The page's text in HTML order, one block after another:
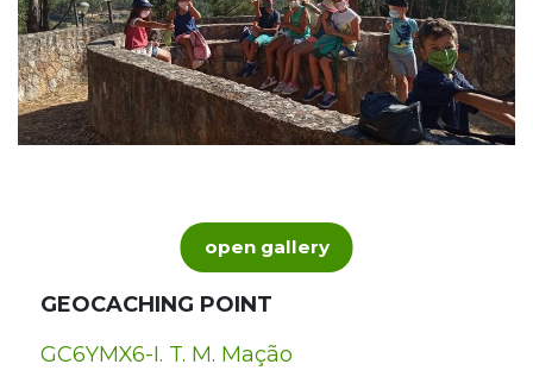
open gallery
GEOCACHING POINT
GC6YMX6-I. T. M. Mação